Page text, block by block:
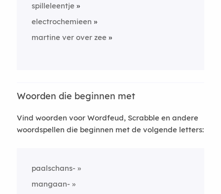
spilleleentje
electrochemieen
martine ver over zee
Woorden die beginnen met
Vind woorden voor Wordfeud, Scrabble en andere
woordspellen die beginnen met de volgende letters:
paalschans-
mangaan-